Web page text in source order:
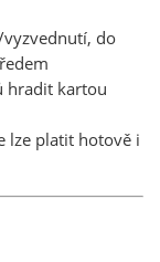
do
hradit kartou
lze platit hotově i